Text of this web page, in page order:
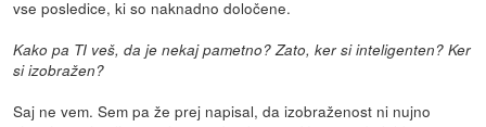
vse posledice, ki so naknadno določene.
Kako pa TI veš, da je nekaj pametno? Zato, ker si inteligenten? Ker
si izobražen?
Saj ne vem. Sem pa že prej napisal, da izobraženost ni nujno